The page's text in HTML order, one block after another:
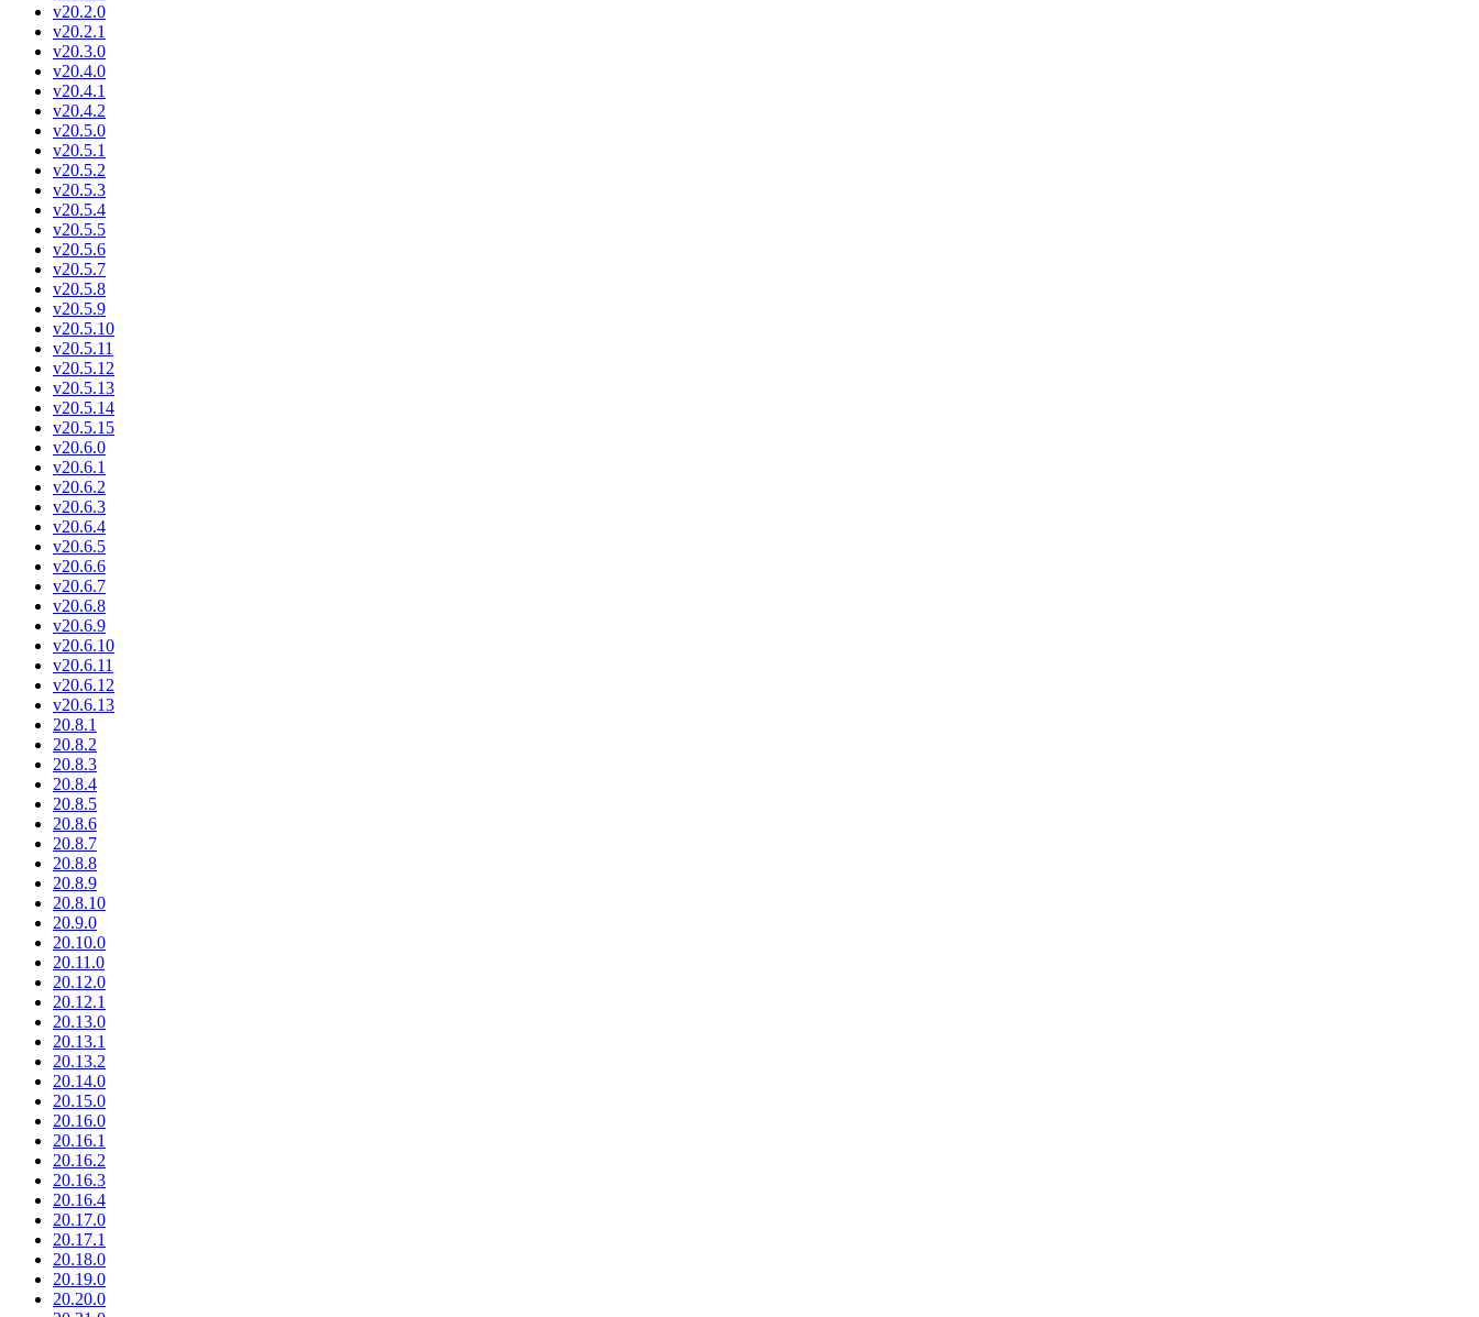
v20.2.0
v20.2.1
v20.3.0
v20.4.0
v20.4.1
v20.4.2
v20.5.0
v20.5.1
v20.5.2
v20.5.3
v20.5.4
v20.5.5
v20.5.6
v20.5.7
v20.5.8
v20.5.9
v20.5.10
v20.5.11
v20.5.12
v20.5.13
v20.5.14
v20.5.15
v20.6.0
v20.6.1
v20.6.2
v20.6.3
v20.6.4
v20.6.5
v20.6.6
v20.6.7
v20.6.8
v20.6.9
v20.6.10
v20.6.11
v20.6.12
v20.6.13
20.8.1
20.8.2
20.8.3
20.8.4
20.8.5
20.8.6
20.8.7
20.8.8
20.8.9
20.8.10
20.9.0
20.10.0
20.11.0
20.12.0
20.12.1
20.13.0
20.13.1
20.13.2
20.14.0
20.15.0
20.16.0
20.16.1
20.16.2
20.16.3
20.16.4
20.17.0
20.17.1
20.18.0
20.19.0
20.20.0